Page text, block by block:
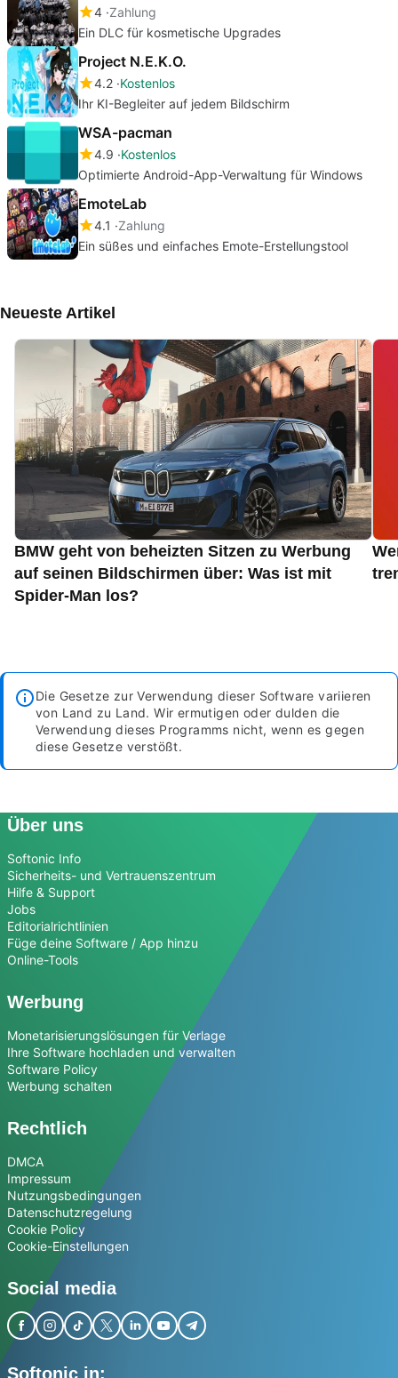
4 Zahlung
Ein DLC für kosmetische Upgrades
Project N.E.K.O.
4.2 Kostenlos
Ihr KI-Begleiter auf jedem Bildschirm
WSA-pacman
4.9 Kostenlos
Optimierte Android-App-Verwaltung für Windows
EmoteLab
4.1
Zahlung
Ein süßes und einfaches Emote-Erstellungstool
Neueste Artikel
BMW geht von beheizten Sitzen zu Werbung
auf seinen Bildschirmen über: Was ist mit
Spider-Man los?
Die Gesetze zur Verwendung dieser Software variieren
von Land zu Land. Wir ermutigen oder dulden die
Verwendung dieses Programms nicht, wenn es gegen
diese Gesetze verstößt.
Über uns
Softonic Info
Sicherheits- und Vertrauenszentrum
Hilfe & Support
Jobs
Editorialrichtlinien
Füge deine Software / App hinzu
Online-Tools
Werbung
Monetarisierungslösungen für Verlage
Ihre Software hochladen und verwalten
Software Policy
Werbung schalten
Rechtlich
DMCA
Impressum
Nutzungsbedingungen
Datenschutzregelung
Cookie Policy
Cookie-Einstellungen
Social media
Softonic in: